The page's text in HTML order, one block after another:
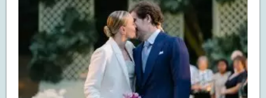
LUA DE MEL
COZINHA
DECORAÇÃO
DE NOIVA PRA NOIVA
S.O.S CASADAS
FALE COM O SAY I DO